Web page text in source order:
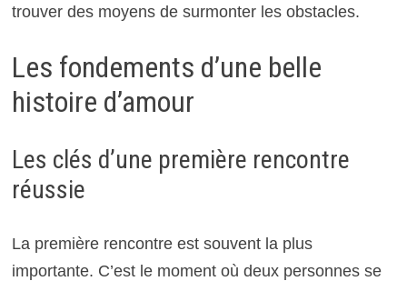
trouver des moyens de surmonter les obstacles.
Les fondements d’une belle
histoire d’amour
Les clés d’une première rencontre
réussie
La première rencontre est souvent la plus
importante. C’est le moment où deux personnes se